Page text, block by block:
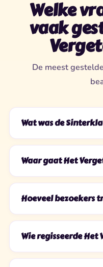
Welke
vaak
De meest
Wat was de
Waar gaat Het
Hoeveel bezoekers
Wie regisseerde Het